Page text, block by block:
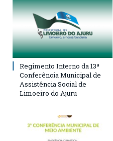
Regimento Interno da 13ª
Conferência Municipal de
Assistência Social de
Limoeiro do Ajuru